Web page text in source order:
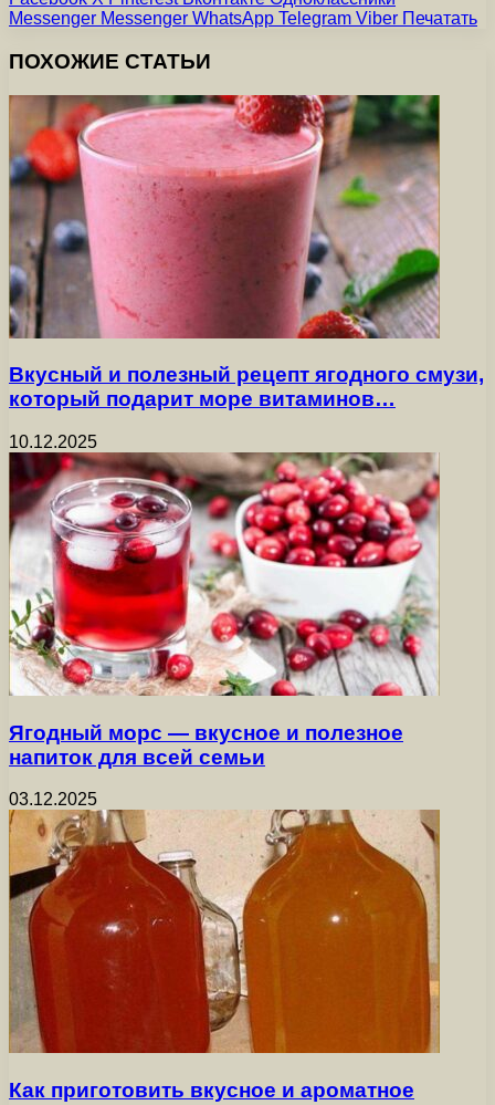
Messenger Messenger WhatsApp Telegram Viber Печатать
ПОХОЖИЕ СТАТЬИ
Вкусный и полезный рецепт ягодного смузи,
который подарит море витаминов…
10.12.2025
Ягодный морс — вкусное и полезное
напиток для всей семьи
03.12.2025
Как приготовить вкусное и ароматное